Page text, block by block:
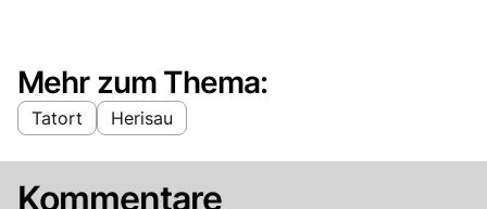
Mehr zum Thema:
Tatort Herisau
Kommentare